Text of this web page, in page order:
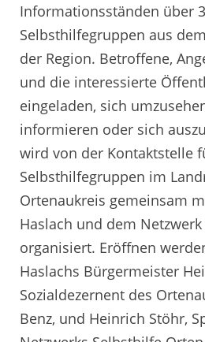
Informationsständen über
Selbsthilfegruppen aus
der Region. Betroffene,
und die interessierte
eingeladen, sich
informieren oder sich
wird von der Kontaktstelle
Selbsthilfegruppen im
Ortenaukreis gemeinsam
Haslach und dem
organisiert. Eröffnen
Haslachs Bürgermeister
Sozialdezernent des
Benz, und Heinrich Stöhr,